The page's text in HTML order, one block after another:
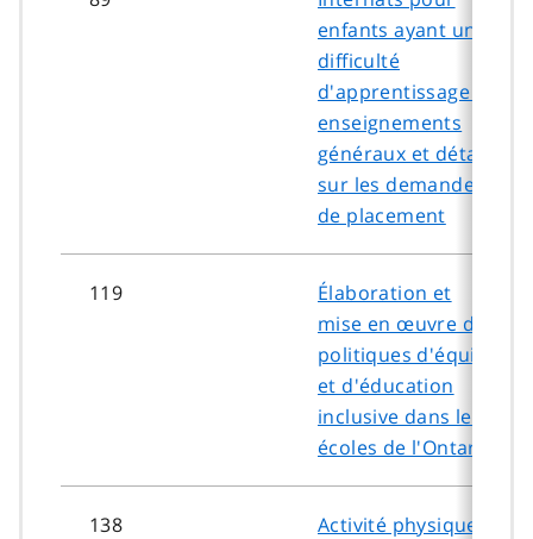
enfants ayant une
difficulté
d'apprentissage : r
enseignements
généraux et détails
sur les demandes
de placement
119
Élaboration et
mise en œuvre de
politiques d'équité
et d'éducation
inclusive dans les
écoles de l'Ontario
138
Activité physique